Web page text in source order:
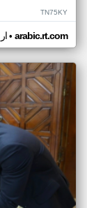
TN75KY
• arabic.rt.com